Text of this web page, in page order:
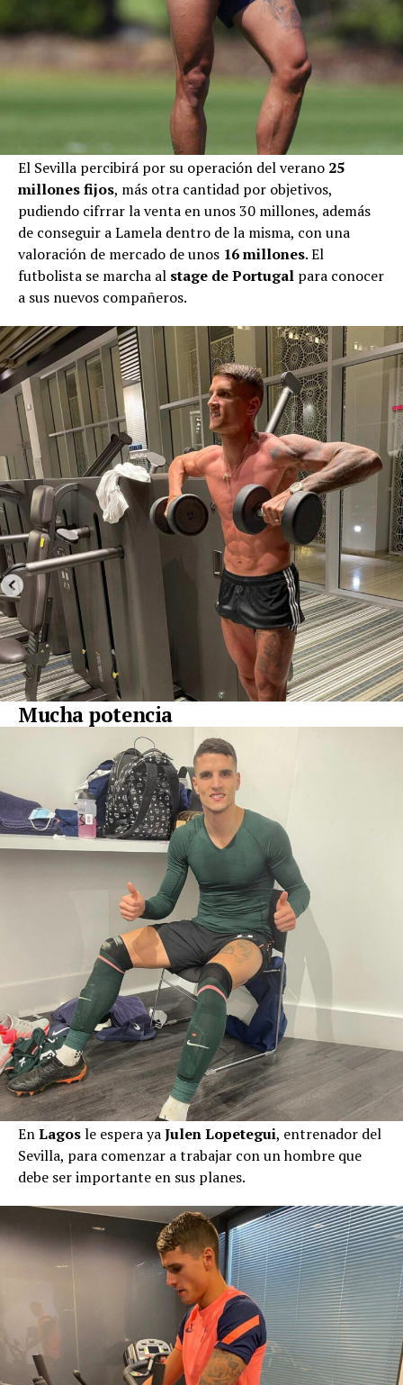
El Sevilla percibirá por su operación del verano 25
millones fijos, más otra cantidad por objetivos,
pudiendo cifrrar la venta en unos 30 millones, además
de conseguir a Lamela dentro de la misma, con una
valoración de mercado de unos 16 millones. El
futbolista se marcha al stage de Portugal para conocer
a sus nuevos compañeros.
Mucha potencia
EnLagosle espera yaJulen Lopetegui, entrenador del
Sevilla, para comenzar a trabajar con un hombre que
debe ser importante en sus planes.